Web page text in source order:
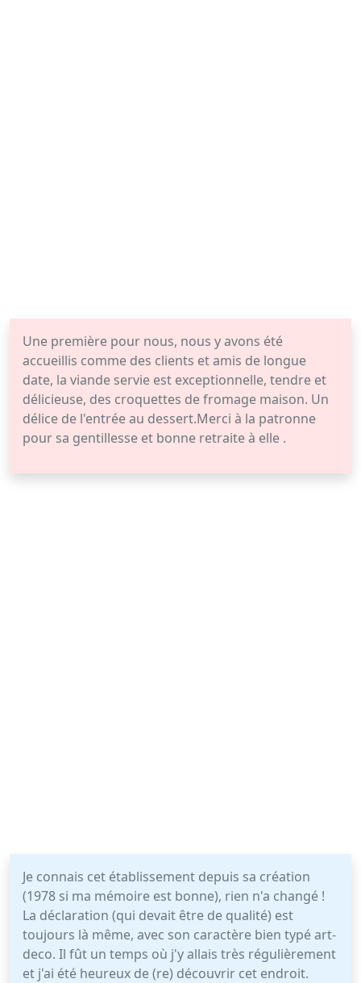
Une première pour nous, nous y avons été
accueillis comme des clients et amis de longue
date, la viande servie est exceptionnelle, tendre et
délicieuse, des croquettes de fromage maison. Un
délice de l'entrée au dessert.Merci à la patronne
pour sa gentillesse et bonne retraite à elle .
Je connais cet établissement depuis sa création
(1978 si ma mémoire est bonne), rien n'a changé !
La déclaration (qui devait être de qualité) est
toujours là même, avec son caractère bien typé art-
deco. Il fût un temps où j'y allais très régulièrement
et j'ai été heureux de (re) découvrir cet endroit.